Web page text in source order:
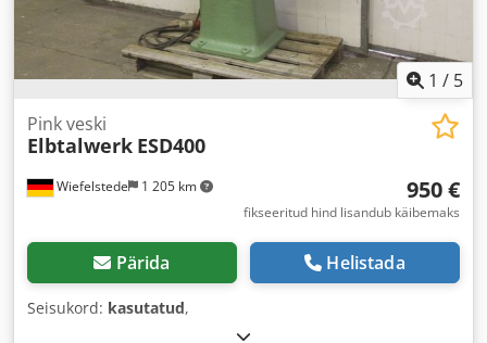
1 / 5
Wiefelstede 1 205 km
Pink veski
Elbtalwerk ESD400
950 €
fikseeritud hind lisandub käibemaks
Pärida Helistada
Seisukord: kasutatud,